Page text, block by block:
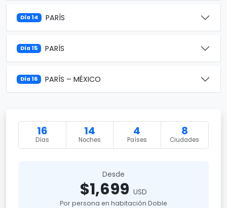
Día 14 PARÍS
Día 15 PARÍS
Día 16 PARÍS – MÉXICO
16
Días
14
Noches
4
Países
8
Ciudades
Desde
$1,699 USD
Por persona en habitación Doble